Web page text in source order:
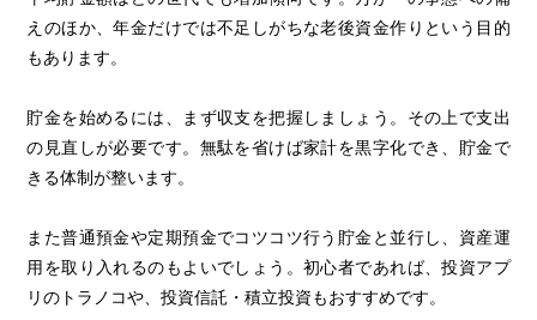
えのほか、年金だけでは不足しがちな老後資金作りという目的
もあります。
貯金を始めるには、まず収支を把握しましょう。その上で支出
の見直しが必要です。無駄を省けば家計を黒字化でき、貯金で
きる体制が整います。
また普通預金や定期預金でコツコツ行う貯金と並行し、資産運
用を取り入れるのもよいでしょう。初心者であれば、投資アプ
リのトラノコや、投資信託・積立投資もおすすめです。